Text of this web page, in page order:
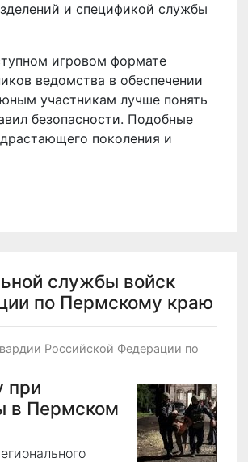
и спецификой службы
игровом формате
ведомства в обеспечении
участникам лучше понять
безопасности. Подобные
поколения и
службы войск
по Пермскому краю
Российской Федерации по
при
в Пермском